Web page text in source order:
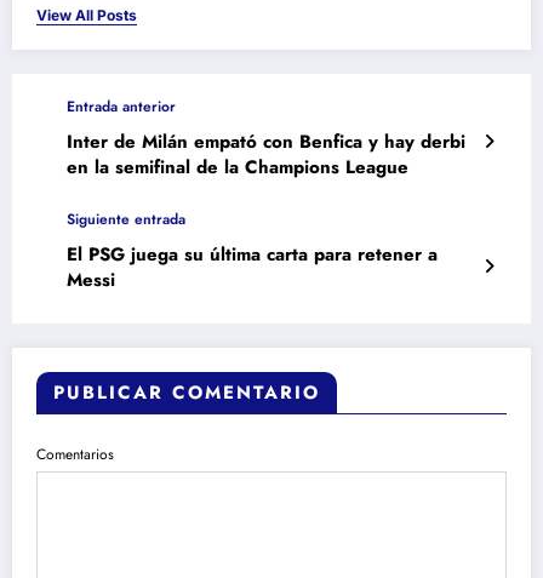
View All Posts
Entrada anterior
Inter de Milán empató con Benfica y hay derbi
en la semifinal de la Champions League
Siguiente entrada
El PSG juega su última carta para retener a
Messi
PUBLICAR COMENTARIO
Comentarios